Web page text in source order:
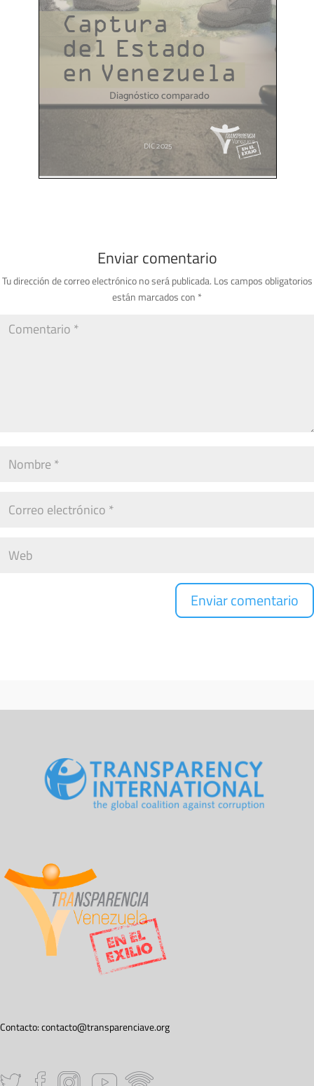
Enviar comentario
Tu dirección de correo electrónico no será publicada. Los campos obligatorios
están marcados con *
Contacto:contacto@transparenciave.org